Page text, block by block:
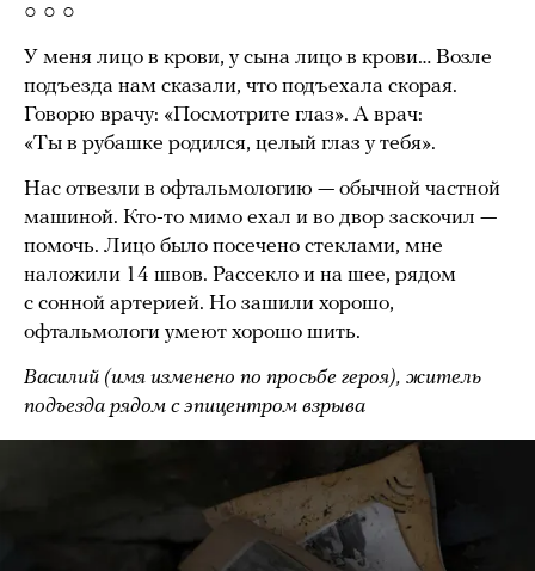
○ ○ ○
У меня лицо в крови, у сына лицо в крови… Возле
подъезда нам сказали, что подъехала скорая.
Говорю врачу: «Посмотрите глаз». А врач:
«Ты в рубашке родился, целый глаз у тебя».
Нас отвезли в офтальмологию — обычной частной
машиной. Кто-то мимо ехал и во двор заскочил —
помочь. Лицо было посечено стеклами, мне
наложили 14 швов. Рассекло и на шее, рядом
с сонной артерией. Но зашили хорошо,
офтальмологи умеют хорошо шить.
Василий (имя изменено по просьбе героя), житель
подъезда рядом с эпицентром взрыва